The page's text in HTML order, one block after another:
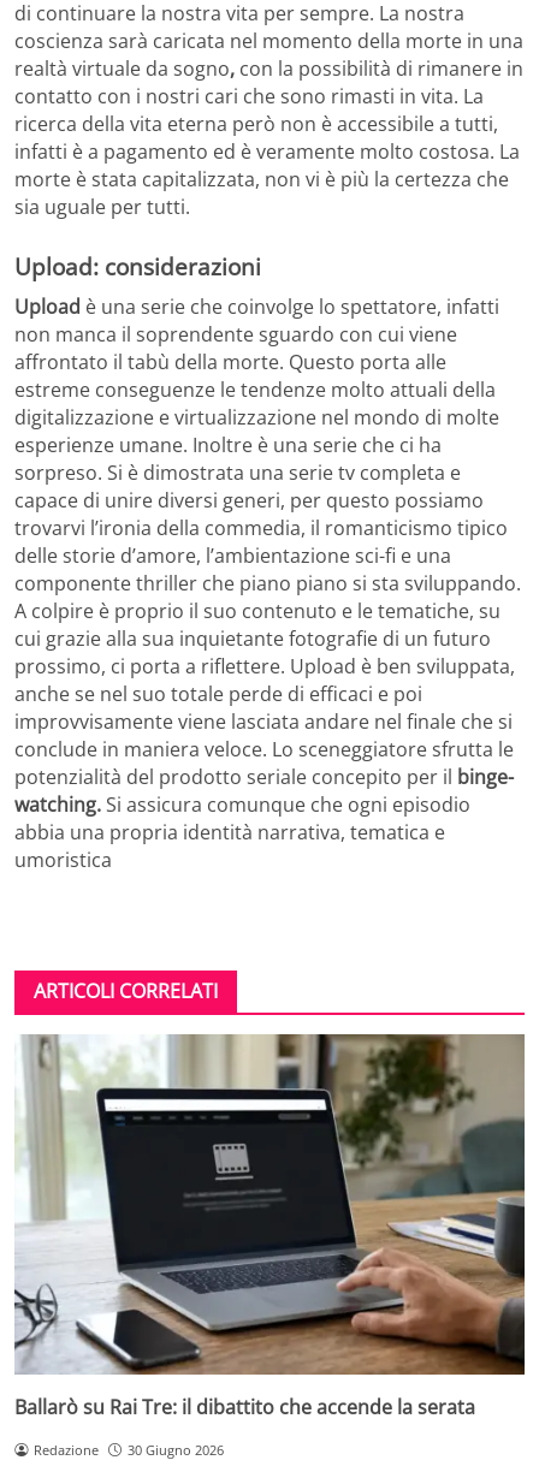
di continuare la nostra vita per sempre. La nostra
coscienza sarà caricata nel momento della morte in una
realtà virtuale da sogno, con la possibilità di rimanere in
contatto con i nostri cari che sono rimasti in vita. La
ricerca della vita eterna però non è accessibile a tutti,
infatti è a pagamento ed è veramente molto costosa. La
morte è stata capitalizzata, non vi è più la certezza che
sia uguale per tutti.
Upload: considerazioni
Upload è una serie che coinvolge lo spettatore, infatti
non manca il soprendente sguardo con cui viene
affrontato il tabù della morte. Questo porta alle
estreme conseguenze le tendenze molto attuali della
digitalizzazione e virtualizzazione nel mondo di molte
esperienze umane. Inoltre è una serie che ci ha
sorpreso. Si è dimostrata una serie tv completa e
capace di unire diversi generi, per questo possiamo
trovarvi l’ironia della commedia, il romanticismo tipico
delle storie d’amore, l’ambientazione sci-fi e una
componente thriller che piano piano si sta sviluppando.
A colpire è proprio il suo contenuto e le tematiche, su
cui grazie alla sua inquietante fotografie di un futuro
prossimo, ci porta a riflettere. Upload è ben sviluppata,
anche se nel suo totale perde di efficaci e poi
improvvisamente viene lasciata andare nel finale che si
conclude in maniera veloce. Lo sceneggiatore sfrutta le
potenzialità del prodotto seriale concepito per il binge-
watching.Si assicura comunque che ogni episodio
abbia una propria identità narrativa, tematica e
umoristica
ARTICOLI CORRELATI
Ballarò su Rai Tre: il dibattito che accende la serata
Redazione 30 Giugno 2026